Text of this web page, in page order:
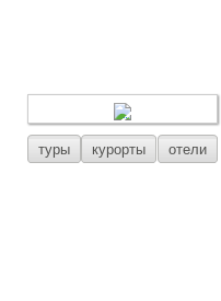
туры курорты отели